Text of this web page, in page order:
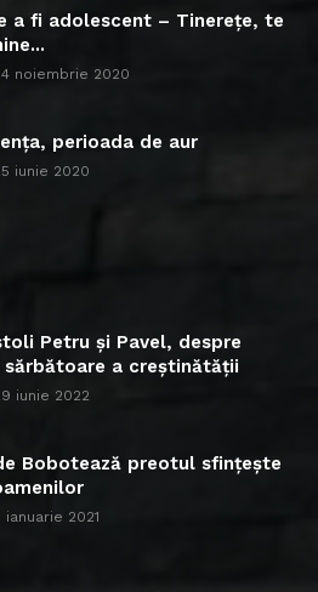
a fi adolescent – Tinerețe, te
noiembrie 2020
perioada de aur
iunie 2020
Petru și Pavel, despre
sărbătoare a creștinătății
iunie 2022
Bobotează preotul sfințește
ianuarie 2021